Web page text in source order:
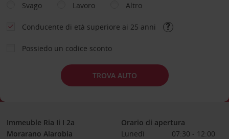
Svago
Lavoro Altro
Conducente di età superiore ai 25 anni
Possiedo un codice sconto
TROVA AUTO
Immeuble Ria Ii I 2a
Morarano Alarobia
Orario di apertura
Lunedì
07:30 - 12:00